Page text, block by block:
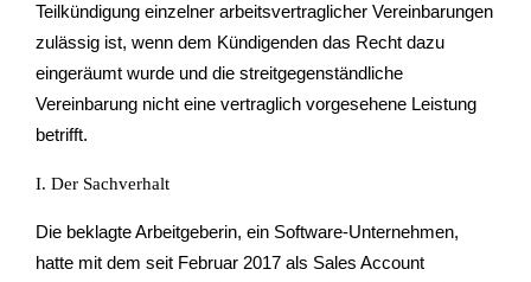
Teilkündigung einzelner arbeitsvertraglicher Vereinbarungen
zulässig ist, wenn dem Kündigenden das Recht dazu
eingeräumt wurde und die streitgegenständliche
Vereinbarung nicht eine vertraglich vorgesehene Leistung
betrifft.
I. Der Sachverhalt
Die beklagte Arbeitgeberin, ein Software-Unternehmen,
hatte mit dem seit Februar 2017 als Sales Account